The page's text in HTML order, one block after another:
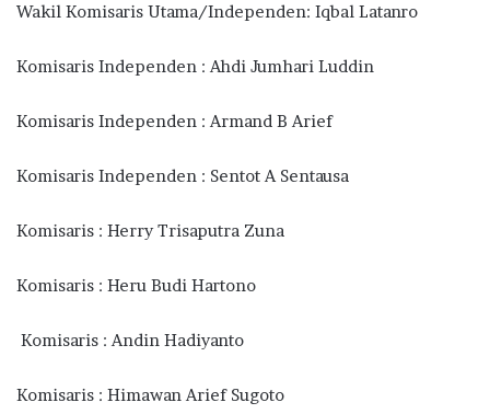
Wakil Komisaris Utama/Independen: Iqbal Latanro
Komisaris Independen : Ahdi Jumhari Luddin
Komisaris Independen : Armand B Arief
Komisaris Independen : Sentot A Sentausa
Komisaris : Herry Trisaputra Zuna
Komisaris : Heru Budi Hartono
Komisaris : Andin Hadiyanto
Komisaris : Himawan Arief Sugoto